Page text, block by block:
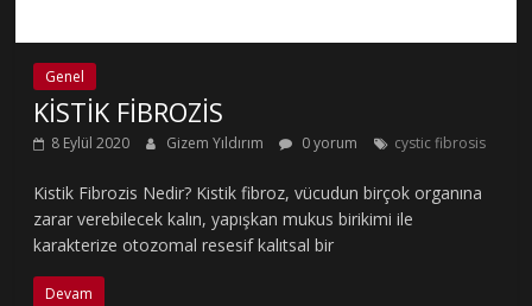
Genel
KİSTİK FİBROZİS
8 Eylül 2020 Gizem Yıldırım 0 yorum cystic fibrosis
Kistik Fibrozis Nedir? Kistik fibroz, vücudun birçok organına
zarar verebilecek kalın, yapışkan mukus birikimi ile
karakterize otozomal resesif kalıtsal bir
Devam